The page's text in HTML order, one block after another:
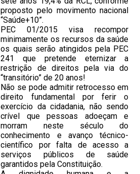
proposto pelo movimento nacional
“Saúde+10”.
PEC 01/2015 visa recompor
minimamente os recursos da saúde
os quais serão atingidos pela PEC
241 que pretende eternizar a
restrição de direitos pela via do
“transitório” de 20 anos!
Não se pode admitir retrocesso em
direito fundamental por ferir o
exercício da cidadania, não sendo
crível que pessoas adoeçam e
morram neste século do
conhecimento e avanço técnico-
científico por falta de acesso a
serviços públicos de saúde
garantidos pela Constituição.